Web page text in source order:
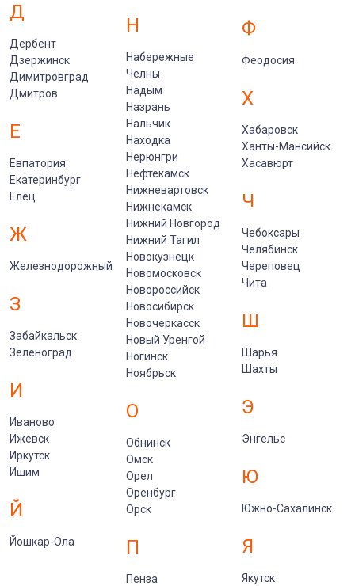
Д
Дербент
Дзержинск
Димитровград
Дмитров
Е
Евпатория
Екатеринбург
Елец
Ж
Железнодорожный
З
Забайкальск
Зеленоград
И
Иваново
Ижевск
Иркутск
Ишим
Й
Йошкар-Ола
Н
Набережные
Челны
Надым
Назрань
Нальчик
Находка
Нерюнгри
Нефтекамск
Нижневартовск
Нижнекамск
Нижний Новгород
Нижний Тагил
Новокузнецк
Новомосковск
Новороссийск
Новосибирск
Новочеркасск
Новый Уренгой
Ногинск
Ноябрьск
О
Обнинск
Омск
Орел
Оренбург
Орск
П
Пенза
Ф
Феодосия
Х
Хабаровск
Ханты-Мансийск
Хасавюрт
Ч
Чебоксары
Челябинск
Череповец
Чита
Ш
Шарья
Шахты
Э
Энгельс
Ю
Южно-Сахалинск
Я
Якутск